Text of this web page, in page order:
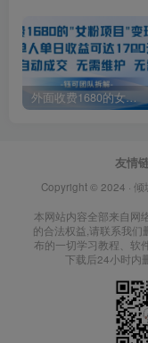
外面收费1680的女粉项目变现，单人单日收益可达1.7k，全自动成交无需维护
友情
Copyright © 2024 · 倾
本网站内容全部来自网
的合法权益,请联系我们
布的一切学习教程、软
下载后24小时内